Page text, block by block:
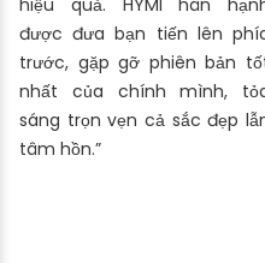
hiệu quả. HYMI hân
được đưa bạn tiến lên
trước, gặp gỡ phiên bản
nhất của chính mình,
sáng trọn vẹn cả sắc đẹp
tâm hồn.”